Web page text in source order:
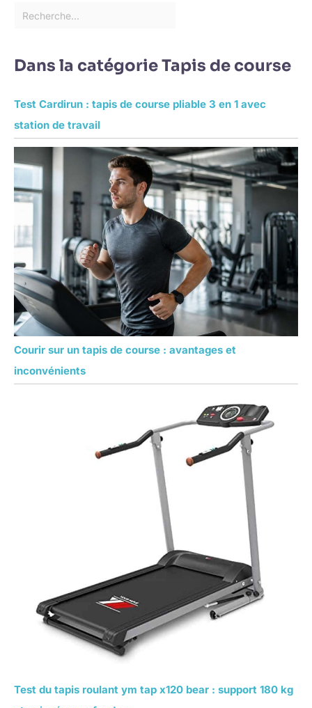
Dans la catégorie Tapis de course
Test Cardirun : tapis de course pliable 3 en 1 avec
station de travail
Courir sur un tapis de course : avantages et
inconvénients
Test du tapis roulant ym tap x120 bear : support 180 kg